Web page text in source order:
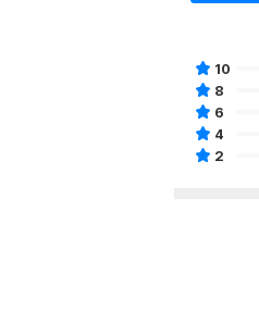
10
8
6
4
2